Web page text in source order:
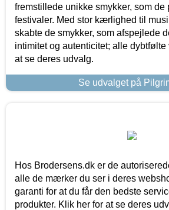
fremstillede unikke smykker, som
festivaler. Med stor kærlighed til
skabte de smykker, som afspejlede
intimitet og autenticitet; alle
at se deres udvalg.
Se udvalget på
Hos Brodersens.dk er de
alle de mærker du ser i deres
garanti for at du får den bedste
produkter. Klik her for at se deres